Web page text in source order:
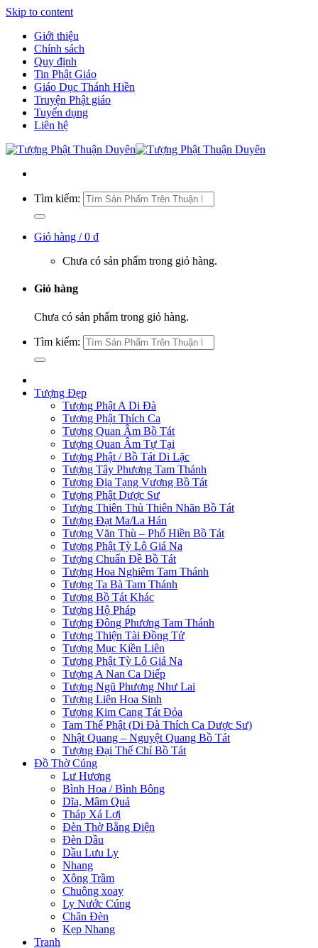
Skip to content
Giới thiệu
Chính sách
Quy định
Tin Phật Giáo
Giáo Dục Thánh Hiền
Truyện Phật giáo
Tuyển dụng
Liên hệ
Tìm kiếm:
Giỏ hàng /0 ₫
Chưa có sản phẩm trong giỏ hàng.
Giỏ hàng
Chưa có sản phẩm trong giỏ hàng.
Tìm kiếm:
Tượng Đẹp
Tượng Phật A Di Đà
Tượng Phật Thích Ca
Tượng Quan Âm Bồ Tát
Tượng Quan Âm Tự Tại
Tượng Phật / Bồ Tát Di Lặc
Tượng Tây Phương Tam Thánh
Tượng Địa Tạng Vương Bồ Tát
Tượng Phật Dược Sư
Tượng Thiên Thủ Thiên Nhãn Bồ Tát
Tượng Đạt Ma/La Hán
Tượng Văn Thù – Phổ Hiền Bồ Tát
Tượng Phật Tỳ Lô Giá Na
Tượng Chuẩn Đề Bồ Tát
Tượng Hoa Nghiêm Tam Thánh
Tượng Ta Bà Tam Thánh
Tượng Bồ Tát Khác
Tượng Hộ Pháp
Tượng Đông Phương Tam Thánh
Tượng Thiện Tài Đồng Tử
Tượng Mục Kiền Liên
Tượng Phật Tỳ Lô Giá Na
Tượng A Nan Ca Diếp
Tượng Ngũ Phương Như Lai
Tượng Liên Hoa Sinh
Tượng Kim Cang Tát Đỏa
Tam Thế Phật (Di Đà Thích Ca Dược Sư)
Nhật Quang – Nguyệt Quang Bồ Tát
Tượng Đại Thế Chí Bồ Tát
Đồ Thờ Cúng
Lư Hương
Bình Hoa / Bình Bông
Dĩa, Mâm Quả
Tháp Xá Lợi
Đèn Thờ Bằng Điện
Đèn Dầu
Dầu Lưu Ly
Nhang
Xông Trầm
Chuông xoay
Ly Nước Cúng
Chân Đèn
Kẹp Nhang
Tranh